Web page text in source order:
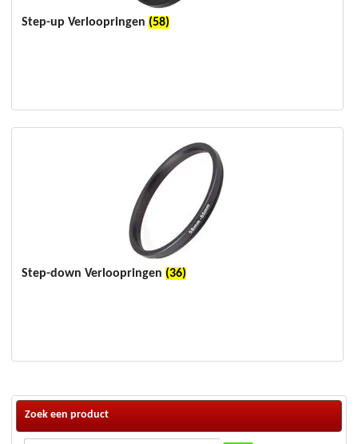
Step-up Verloopringen (58)
Step-down Verloopringen (36)
Zoek een product